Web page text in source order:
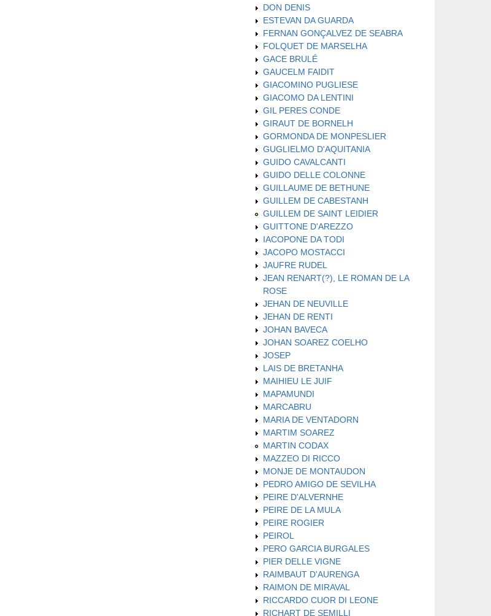
DON DENIS
ESTEVAN DA GUARDA
FERNAN GONÇALVEZ DE SEABRA
FOLQUET DE MARSELHA
GACE BRULÉ
GAUCELM FAIDIT
GIACOMINO PUGLIESE
GIACOMO DA LENTINI
GIL PERES CONDE
GIRAUT DE BORNELH
GORMONDA DE MONPESLIER
GUGLIELMO D'AQUITANIA
GUIDO CAVALCANTI
GUIDO DELLE COLONNE
GUILLAUME DE BETHUNE
GUILLEM DE CABESTANH
GUILLEM DE SAINT LEIDIER
GUITTONE D'AREZZO
IACOPONE DA TODI
JACOPO MOSTACCI
JAUFRE RUDEL
JEAN RENART(?), LE ROMAN DE LA
ROSE
JEHAN DE NEUVILLE
JEHAN DE RENTI
JOHAN BAVECA
JOHAN SOAREZ COELHO
JOSEP
LAIS DE BRETANHA
MAIHIEU LE JUIF
MAPAMUNDI
MARCABRU
MARIA DE VENTADORN
MARTIM SOAREZ
MARTIN CODAX
MAZZEO DI RICCO
MONJE DE MONTAUDON
PEDRO AMIGO DE SEVILHA
PEIRE D'ALVERNHE
PEIRE DE LA MULA
PEIRE ROGIER
PEIROL
PERO GARCIA BURGALES
PIER DELLE VIGNE
RAIMBAUT D'AURENGA
RAIMON DE MIRAVAL
RICCARDO CUOR DI LEONE
RICHART DE SEMILLI